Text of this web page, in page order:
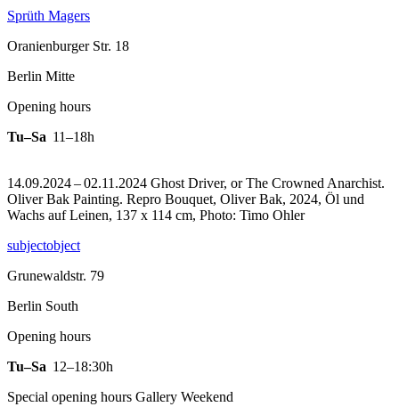
Sprüth Magers
Oranienburger Str. 18
Berlin Mitte
Opening hours
Tu–Sa 11–18h
14.09.2024 – 02.11.2024 Ghost Driver, or The Crowned Anarchist.
Oliver Bak Painting. Repro Bouquet, Oliver Bak, 2024, Öl und
Wachs auf Leinen, 137 x 114 cm, Photo: Timo Ohler
subjectobject
Grunewaldstr. 79
Berlin South
Opening hours
Tu–Sa 12–18:30h
Special opening hours Gallery Weekend